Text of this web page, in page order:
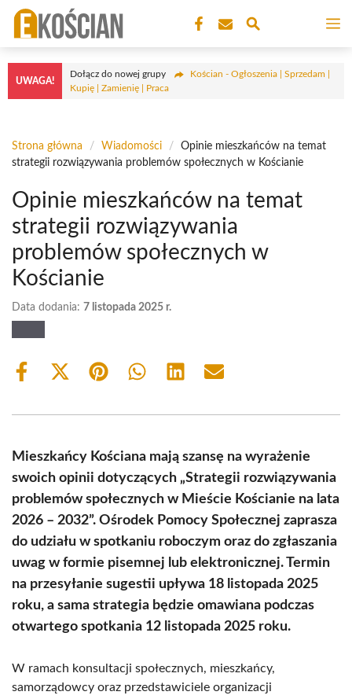
Przejdź
treści
UWAGA!
Dołącz do nowej grupy
Kościan - Ogłoszenia | Sprzedam |
Kupię | Zamienię | Praca
Strona główna / Wiadomości /
Opinie mieszkańców na temat
strategii rozwiązywania problemów społecznych w Kościanie
Opinie mieszkańców na temat
strategii rozwiązywania
problemów społecznych w
Kościanie
Data dodania: 7 listopada 2025 r.
Share
Share
(Twitter)
Share Share Share Share
Mieszkańcy Kościana mają szansę na wyrażenie
swoich opinii dotyczących „Strategii rozwiązywania
problemów społecznych w Mieście Kościanie na lata
2026 – 2032”. Ośrodek Pomocy Społecznej zaprasza
do udziału w spotkaniu roboczym oraz do zgłaszania
uwag w formie pisemnej lub elektronicznej. Termin
na przesyłanie sugestii upływa 18 listopada 2025
roku, a sama strategia będzie omawiana podczas
otwartego spotkania 12 listopada 2025 roku.
W ramach konsultacji społecznych, mieszkańcy,
samorządowcy oraz przedstawiciele organizacji